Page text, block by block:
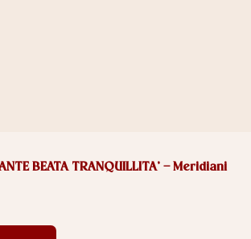
BEATA TRANQUILLITA’ – Meridiani